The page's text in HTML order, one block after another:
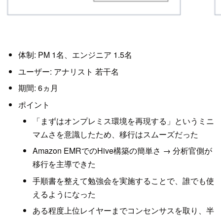
体制: PM 1名、エンジニア 1.5名
ユーザー: アナリスト 若干名
期間: 6ヵ月
ポイント
「まずはオンプレミス環境を再現する」というミニ
マムさを意識したため、移行はスムーズだった
Amazon EMRでのHive構築の簡単さ → 分析官側が
移行を主導できた
手順書を整えて勉強会を実施することで、誰でも使
えるようになった
ある程度上位レイヤーまでコンセンサスを取り、半